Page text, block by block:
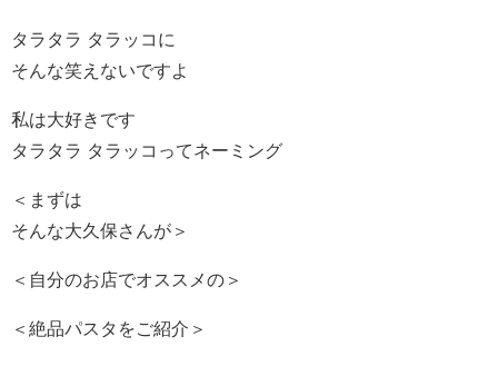
タラタラ タラッコに
そんな笑えないですよ
私は大好きです
タラタラ タラッコってネーミング
＜まずは
そんな大久保さんが＞
＜自分のお店でオススメの＞
＜絶品パスタをご紹介＞